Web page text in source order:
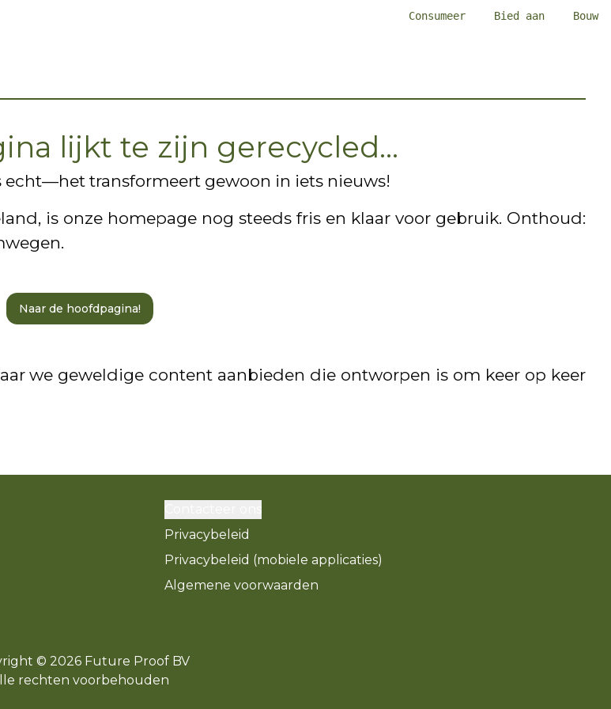
Consumeer Bied aan Bouw
lijkt te zijn gerecycled...
transformeert gewoon in iets nieuws!
is onze homepage nog steeds fris en klaar voor gebruik. Onthoud:
Naar de hoofdpagina!
we geweldige content aanbieden die ontworpen is om keer op keer
Privacybeleid
Privacybeleid (mobiele applicaties)
Algemene voorwaarden
© 2026 Future Proof BV
rechten voorbehouden